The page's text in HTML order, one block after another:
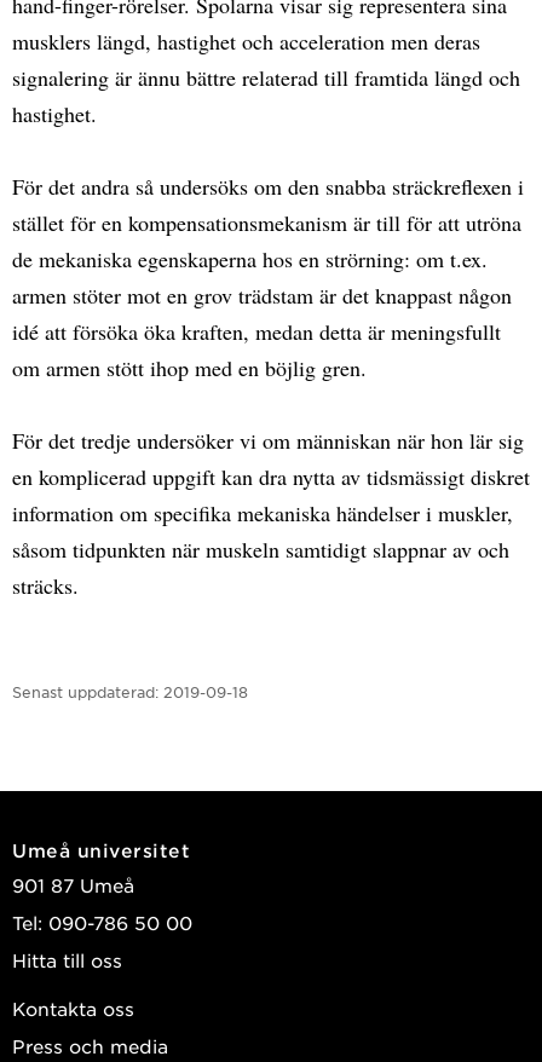
musklers längd, hastighet och acceleration men deras
signalering är ännu bättre relaterad till framtida längd och
hastighet.
För det andra så undersöks om den snabba sträckreflexen i
stället för en kompensationsmekanism är till för att utröna
de mekaniska egenskaperna hos en strörning: om t.ex.
armen stöter mot en grov trädstam är det knappast någon
idé att försöka öka kraften, medan detta är meningsfullt
om armen stött ihop med en böjlig gren.
För det tredje undersöker vi om människan när hon lär sig
en komplicerad uppgift kan dra nytta av tidsmässigt diskret
information om specifika mekaniska händelser i muskler,
såsom tidpunkten när muskeln samtidigt slappnar av och
sträcks.
Senast uppdaterad: 2019-09-18
Umeå universitet
901 87 Umeå
Tel: 090-786 50 00
Hitta till oss
Kontakta oss
Press och media